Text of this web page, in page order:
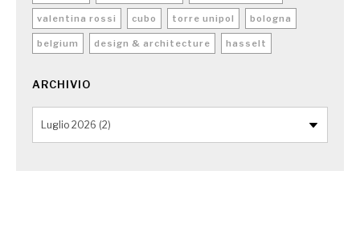
valentina rossi cubo torre unipol bologna
belgium design & architecture hasselt
ARCHIVIO